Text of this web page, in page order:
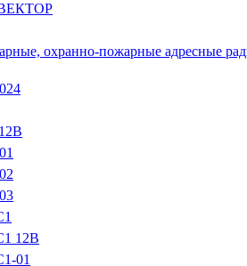
охранно-пожарные адресные
12В
01